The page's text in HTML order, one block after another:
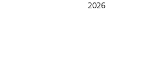
2026